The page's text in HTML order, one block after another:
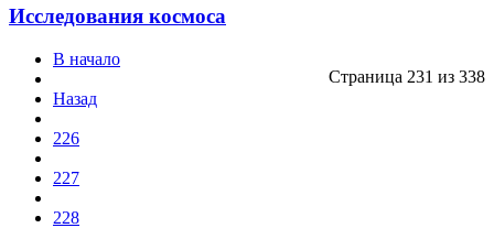
Исследования космоса
Страница 231 из 338
В начало
Назад
226
227
228